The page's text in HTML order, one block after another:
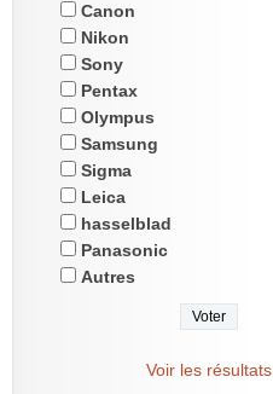
Canon
Nikon
Sony
Pentax
Olympus
Samsung
Sigma
Leica
hasselblad
Panasonic
Autres
Voir les résultats